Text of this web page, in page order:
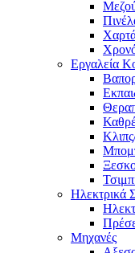
Εργαλεία
Ηλεκτρικά
Μηχανές